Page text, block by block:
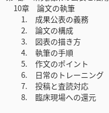
10章 論文の執筆
1. 成果公表の義務
2. 論文の構成
3. 図表の描き方
4. 執筆の手順
5. 作文のポイント
6. 日常のトレーニング
7. 投稿と査読対応
8. 臨床現場への還元